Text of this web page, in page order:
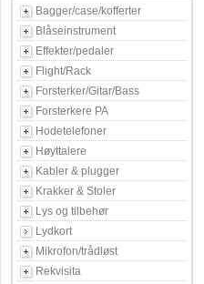
Bagger/case/kofferter
Blåseinstrument
Effekter/pedaler
Flight/Rack
Forsterker/Gitar/Bass
Forsterkere PA
Hodetelefoner
Høyttalere
Kabler & plugger
Krakker & Stoler
Lys og tilbehør
Lydkort
Mikrofon/trådløst
Rekvisita